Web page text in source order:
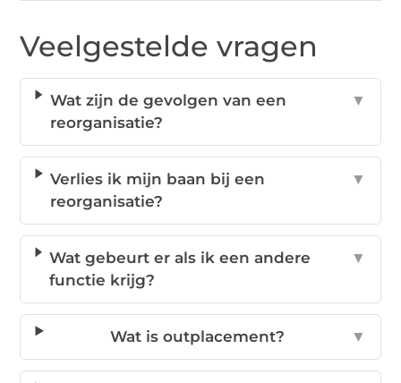
Veelgestelde vragen
Wat zijn de gevolgen van een
reorganisatie?
▼
Verlies ik mijn baan bij een
reorganisatie?
▼
Wat gebeurt er als ik een andere
functie krijg?
▼
Wat is outplacement? ▼